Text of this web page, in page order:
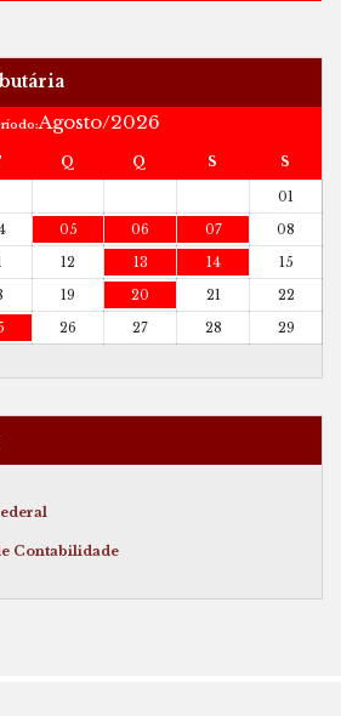
Agosto/2026
Q Q S S
01
05 06 07
08
12 13 14
15
19 20 21
22
26 27 28
29
Contabilidade